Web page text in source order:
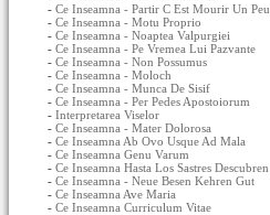
- Ce Inseamna - Partir C Est Mourir Un Peu
- Ce Inseamna - Motu Proprio
- Ce Inseamna - Noaptea Valpurgiei
- Ce Inseamna - Pe Vremea Lui Pazvante
- Ce Inseamna - Non Possumus
- Ce Inseamna - Moloch
- Ce Inseamna - Munca De Sisif
- Ce Inseamna - Per Pedes Apostoiorum
- Interpretarea Viselor
- Ce Inseamna - Mater Dolorosa
- Ce Inseamna Ab Ovo Usque Ad Mala
- Ce Inseamna Genu Varum
- Ce Inseamna Hasta Los Sastres Descubren
- Ce Inseamna - Neue Besen Kehren Gut
- Ce Inseamna Ave Maria
- Ce Inseamna Curriculum Vitae